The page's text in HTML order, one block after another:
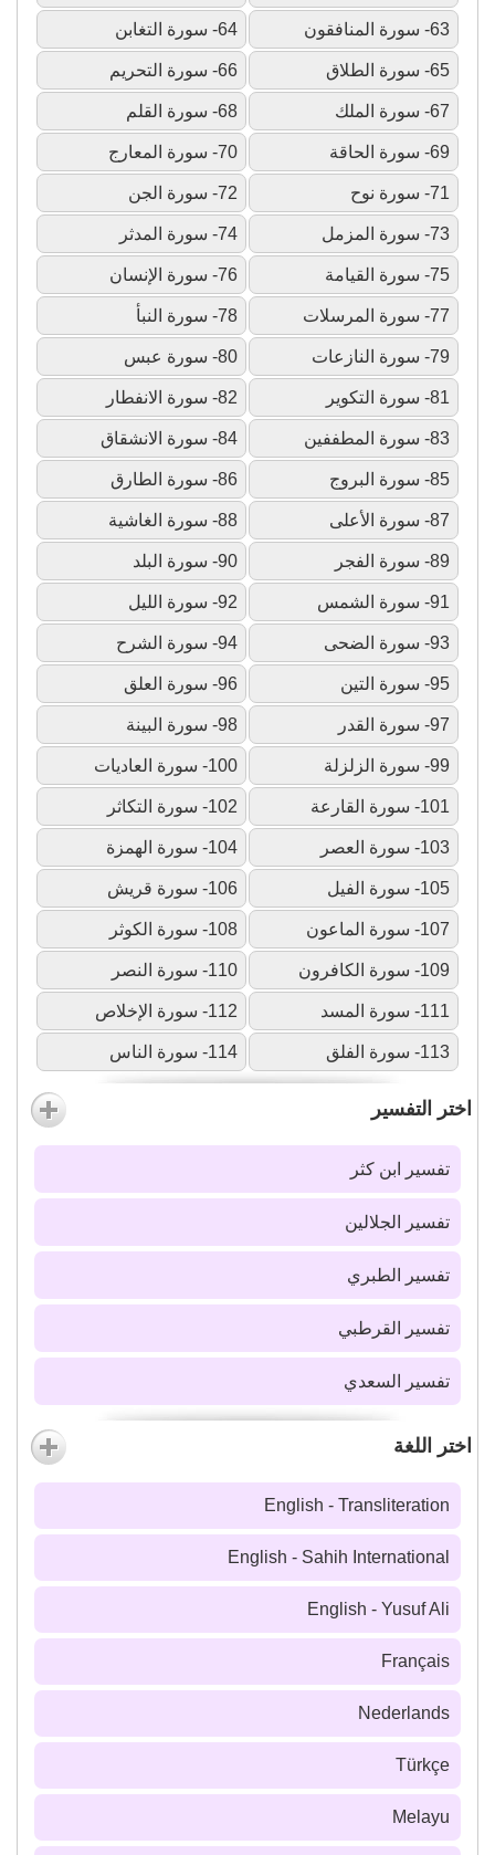
63- سورة المنافقون 64- سورة التغابن
65- سورة الطلاق 66- سورة التحريم
67- سورة الملك 68- سورة القلم
69- سورة الحاقة 70- سورة المعارج
71- سورة نوح 72- سورة الجن
73- سورة المزمل 74- سورة المدثر
75- سورة القيامة 76- سورة الإنسان
77- سورة المرسلات 78- سورة النبأ
79- سورة النازعات 80- سورة عبس
81- سورة التكوير 82- سورة الانفطار
83- سورة المطففين 84- سورة الانشقاق
85- سورة البروج 86- سورة الطارق
87- سورة الأعلى 88- سورة الغاشية
89- سورة الفجر 90- سورة البلد
91- سورة الشمس 92- سورة الليل
93- سورة الضحى 94- سورة الشرح
95- سورة التين 96- سورة العلق
97- سورة القدر 98- سورة البينة
99- سورة الزلزلة 100- سورة العاديات
101- سورة القارعة 102- سورة التكاثر
103- سورة العصر 104- سورة الهمزة
105- سورة الفيل 106- سورة قريش
107- سورة الماعون 108- سورة الكوثر
109- سورة الكافرون 110- سورة النصر
111- سورة المسد 112- سورة الإخلاص
113- سورة الفلق 114- سورة الناس
اختر التفسير
تفسير ابن كثر
تفسير الجلالين
تفسير الطبري
تفسير القرطبي
تفسير السعدي
اختر اللغة
English - Transliteration
English - Sahih International
English - Yusuf Ali
Français
Nederlands
Türkçe
Melayu